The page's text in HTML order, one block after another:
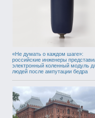
«Не думать о каждом шаге»:
российские инженеры
электронный коленный модуль
людей после ампутации бедра